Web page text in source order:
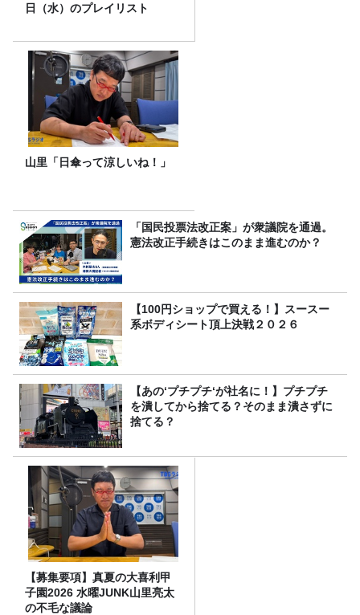
日（水）のプレイリスト
山里「日傘って涼しいね！」
「国民投票法改正案」が衆議院を通過。
憲法改正手続きはこのまま進むのか？
【100円ショップで買える！】スースー
系ボディシート頂上決戦２０２６
【あの‘プチプチ‘が社名に！】プチプチ
を潰してから捨てる？そのまま潰さずに
捨てる？
【募集要項】真夏の大喜利甲
子園2026 水曜JUNK山里亮太
の不毛な議論